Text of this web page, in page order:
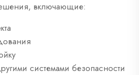
включающие:
системами безопасности